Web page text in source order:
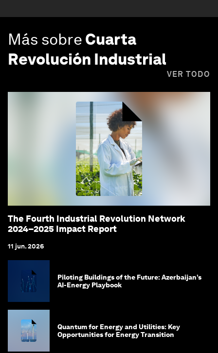
Más sobre Cuarta
Revolución Industrial
VER TODO
The Fourth Industrial Revolution Network
2024–2025 Impact Report
11 jun. 2026
Piloting Buildings of the Future: Azerbaijan’s
AI-Energy Playbook
Quantum for Energy and Utilities: Key
Opportunities for Energy Transition